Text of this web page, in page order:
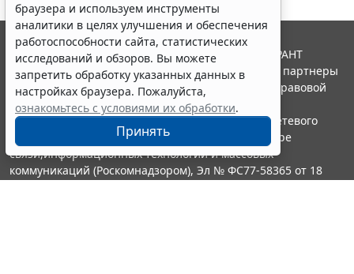
браузера и используем инструменты
аналитики в целях улучшения и обеспечения
работоспособности сайта, статистических
исследований и обзоров. Вы можете
запретить обработку указанных данных в
настройках браузера. Пожалуйста,
ознакомьтесь с условиями их обработки.
Принять
© ООО "НПП "ГАРАНТ-СЕРВИС", 2026. Система ГАРАНТ
выпускается с 1990 года. Компания "Гарант" и ее партнеры
являются участниками Российской ассоциации правовой
информации ГАРАНТ.
Портал ГАРАНТ.РУ зарегистрирован в качестве сетевого
издания Федеральной службой по надзору в сфере
связи,информационных технологий и массовых
коммуникаций (Роскомнадзором), Эл № ФС77-58365 от 18